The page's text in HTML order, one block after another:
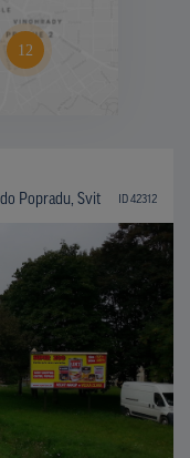
Popradu, Svit ID 42312